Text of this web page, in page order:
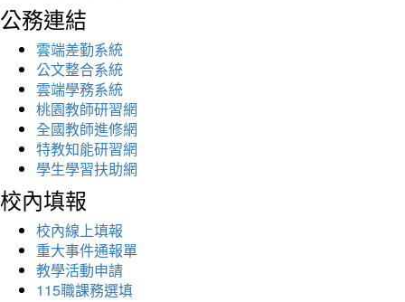
公務連結
雲端差勤系統
公文整合系統
雲端學務系統
桃園教師研習網
全國教師進修網
特教知能研習網
學生學習扶助網
校內填報
校內線上填報
重大事件通報單
教學活動申請
115職課務選填